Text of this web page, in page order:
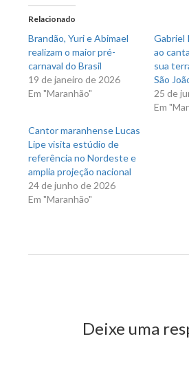
em
nova
janela)
Relacionado
Brandão, Yuri e Abimael
realizam o maior pré-
carnaval do Brasil
19 de janeiro de 2026
Em "Maranhão"
Gabriel
ao
sua
São
25 de
Em
Cantor maranhense Lucas
Lipe visita estúdio de
referência no Nordeste e
amplia projeção nacional
24 de junho de 2026
Em "Maranhão"
Deixe uma